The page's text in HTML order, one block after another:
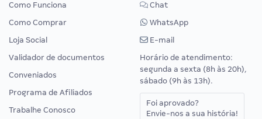
Como Funciona
Como Comprar
Loja Social
Validador de documentos
Conveniados
Programa de Afiliados
Trabalhe Conosco
Chat
WhatsApp
E-mail
Horário de atendimento:
segunda a sexta (8h às 20h),
sábado (9h às 13h).
Foi aprovado?
Envie-nos a sua história!